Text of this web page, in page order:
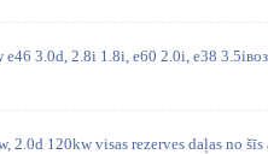
e46 3.0d, 2.8i 1.8i, e60 2.0i, e38
2.0d 120kw visas rezerves daļas no šīs